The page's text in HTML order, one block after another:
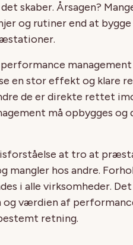
skaber. Årsagen?
og rutiner end at
en stor effekt og klare
de er direkte rettet
må opbygges
at tro at
mangler hos andre.
i alle virksomheder.
værdien af
retning.